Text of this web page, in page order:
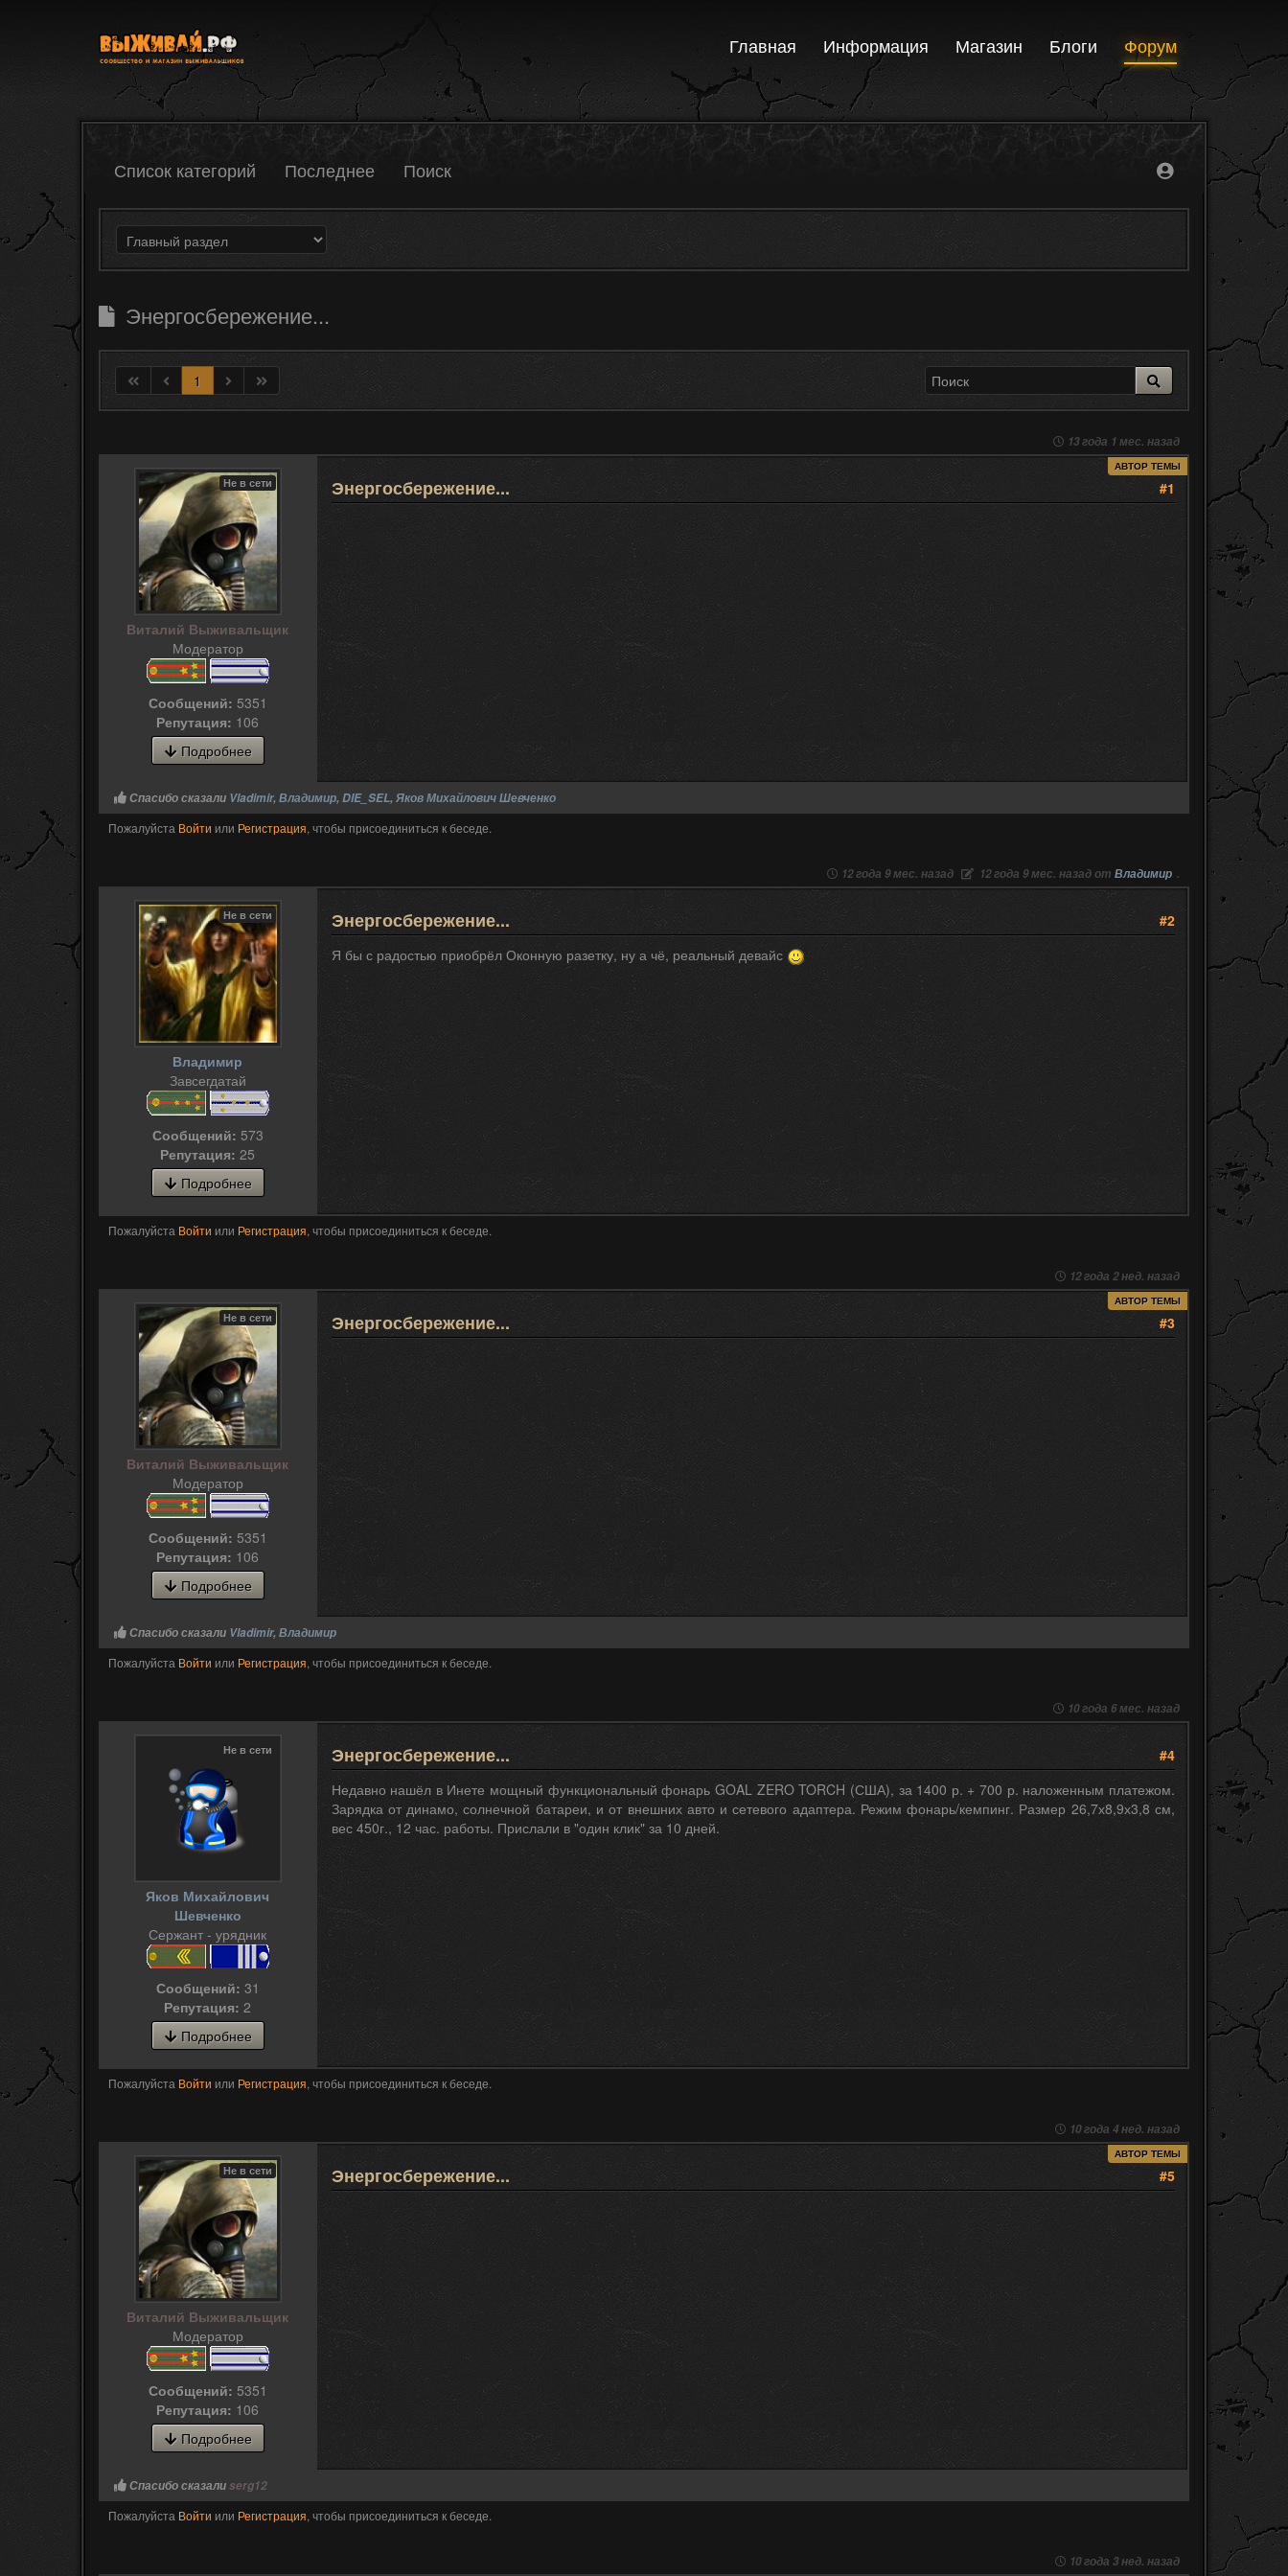
Главная Информация Магазин Блоги Форум
Список категорий Последнее Поиск
Энергосбережение...
1
13 года 1 мес. назад
Не в сети
Виталий Выживальщик
Модератор
Сообщений: 5351
Репутация: 106
Подробнее
АВТОР ТЕМЫ
Энергосбережение... #1
Спасибо сказали Vladimir, Владимир, DIE_SEL, Яков Михайлович Шевченко
Пожалуйста Войти или Регистрация, чтобы присоединиться к беседе.
12 года 9 мес. назад 12 года 9 мес. назад от Владимир .
Не в сети
Владимир
Завсегдатай
Сообщений: 573
Репутация: 25
Подробнее
Энергосбережение...
#2
Я бы с радостью приобрёл Оконную разетку, ну а чё, реальный девайс
Пожалуйста Войти или Регистрация, чтобы присоединиться к беседе.
12 года 2 нед. назад
Не в сети
Виталий Выживальщик
Модератор
Сообщений: 5351
Репутация: 106
Подробнее
АВТОР ТЕМЫ
Энергосбережение... #3
Спасибо сказали Vladimir, Владимир
Пожалуйста Войти или Регистрация, чтобы присоединиться к беседе.
10 года 6 мес. назад
Не в сети
Яков Михайлович
Шевченко
Сержант - урядник
Сообщений: 31
Репутация: 2
Подробнее
Энергосбережение...
#4
Недавно нашёл в Инете мощный функциональный фонарь GOAL ZERO TORCH (США), за 1400 р. + 700 р. наложенным платежом.
Зарядка от динамо, солнечной батареи, и от внешних авто и сетевого адаптера. Режим фонарь/кемпинг. Размер 26,7х8,9х3,8 см,
вес 450г., 12 час. работы. Прислали в "один клик" за 10 дней.
Пожалуйста Войти или Регистрация, чтобы присоединиться к беседе.
10 года 4 нед. назад
Не в сети
Виталий Выживальщик
Модератор
Сообщений: 5351
Репутация: 106
Подробнее
АВТОР ТЕМЫ
Энергосбережение... #5
Спасибо сказалиserg12
Пожалуйста Войти или Регистрация, чтобы присоединиться к беседе.
10 года 3 нед. назад